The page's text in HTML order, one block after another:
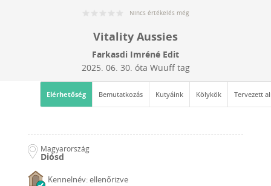
Nincs értékelés még
Vitality Aussies
Farkasdi Imréné Edit
2025. 06. 30. óta Wuuff tag
Elérhetőség Bemutatkozás Kutyáink Kölykök Tervezett
Magyarország
Diósd
Kennelnév: ellenőrizve